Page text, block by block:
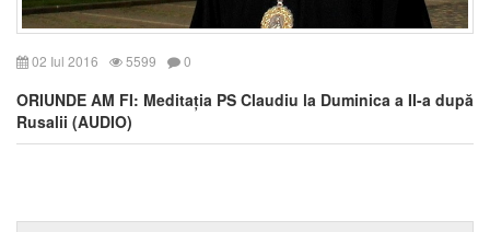
02 Iul 2016 5599 0
ORIUNDE AM FI: Meditația PS Claudiu la Duminica a II-a după
Rusalii (AUDIO)